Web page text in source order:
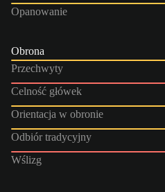
Opanowanie
Obrona
Przechwyty
Celność główek
Orientacja w obronie
Odbiór tradycyjny
Wślizg